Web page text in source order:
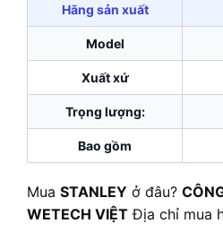
Hãng sản xuất
Model
Xuất xứ
Trọng lượng:
Bao gồm
Mua STANLEY ở đâu?
WETECH VIỆT Địa chỉ mua